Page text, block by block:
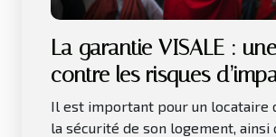
La garantie VISALE :
contre les risques
loyer
Il est important pour un locataire
la sécurité de son logement, ainsi